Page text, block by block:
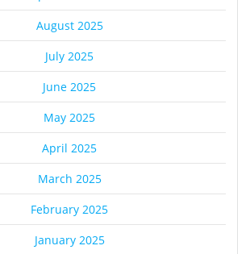
August 2025
July 2025
June 2025
May 2025
April 2025
March 2025
February 2025
January 2025